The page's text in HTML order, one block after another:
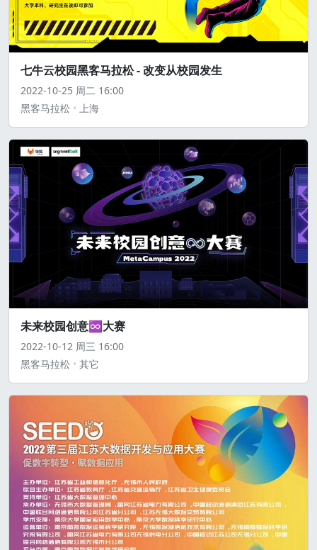
七牛云校园黑客马拉松 - 改变从校园发生
2022-10-25 周二 16:00
黑客马拉松
上海
未来校园创意♾️大赛
2022-10-12 周三 16:00
黑客马拉松
其它